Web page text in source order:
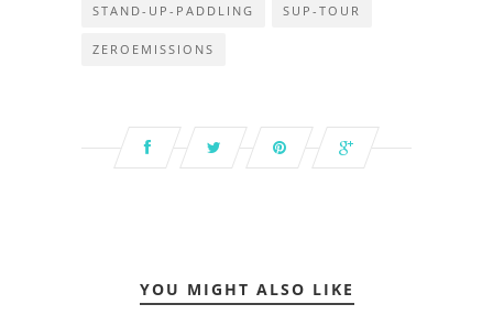
STAND-UP-PADDLING SUP-TOUR
ZEROEMISSIONS
YOU MIGHT ALSO LIKE